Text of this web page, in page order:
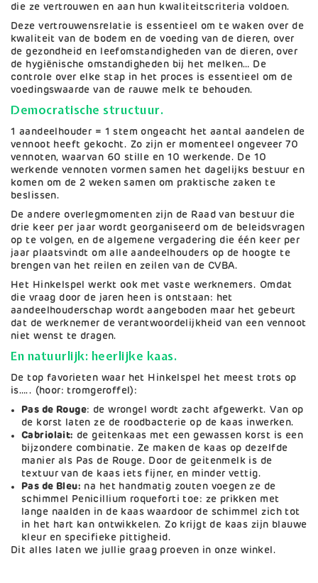
die ze vertrouwen en aan hun kwaliteitscriteria voldoen.
Deze vertrouwensrelatie is essentieel om te waken over de
kwaliteit van de bodem en de voeding van de dieren, over
de gezondheid en leefomstandigheden van de dieren, over
de hygiënische omstandigheden bij het melken… De
controle over elke stap in het proces is essentieel om de
voedingswaarde van de rauwe melk te behouden.
Democratische structuur.
1 aandeelhouder = 1 stem ongeacht het aantal aandelen de
vennoot heeft gekocht. Zo zijn er momenteel ongeveer 70
vennoten, waarvan 60 stille en 10 werkende. De 10
werkende vennoten vormen samen het dagelijks bestuur en
komen om de 2 weken samen om praktische zaken te
beslissen.
De andere overlegmomenten zijn de Raad van bestuur die
drie keer per jaar wordt georganiseerd om de beleidsvragen
op te volgen, en de algemene vergadering die één keer per
jaar plaatsvindt om alle aandeelhouders op de hoogte te
brengen van het reilen en zeilen van de CVBA.
Het Hinkelspel werkt ook met vaste werknemers. Omdat
die vraag door de jaren heen is ontstaan: het
aandeelhouderschap wordt aangeboden maar het gebeurt
dat de werknemer de verantwoordelijkheid van een vennoot
niet wenst te dragen.
En natuurlijk: heerlijke kaas.
De top favorieten waar het Hinkelspel het meest trots op
is….. (hoor: tromgeroffel):
Pas de Rouge: de wrongel wordt zacht afgewerkt. Van op
de korst laten ze de roodbacterie op de kaas inwerken.
Cabriolait: de geitenkaas met een gewassen korst is een
bijzondere combinatie. Ze maken de kaas op dezelfde
manier als Pas de Rouge. Door de geitenmelk is de
textuur van de kaas iets fijner, en minder vettig.
Pas de Bleu: na het handmatig zouten voegen ze de
schimmel Penicillium roqueforti toe: ze prikken met
lange naalden in de kaas waardoor de schimmel zich tot
in het hart kan ontwikkelen. Zo krijgt de kaas zijn blauwe
kleur en specifieke pittigheid.
Dit alles laten we jullie graag proeven in onze winkel.